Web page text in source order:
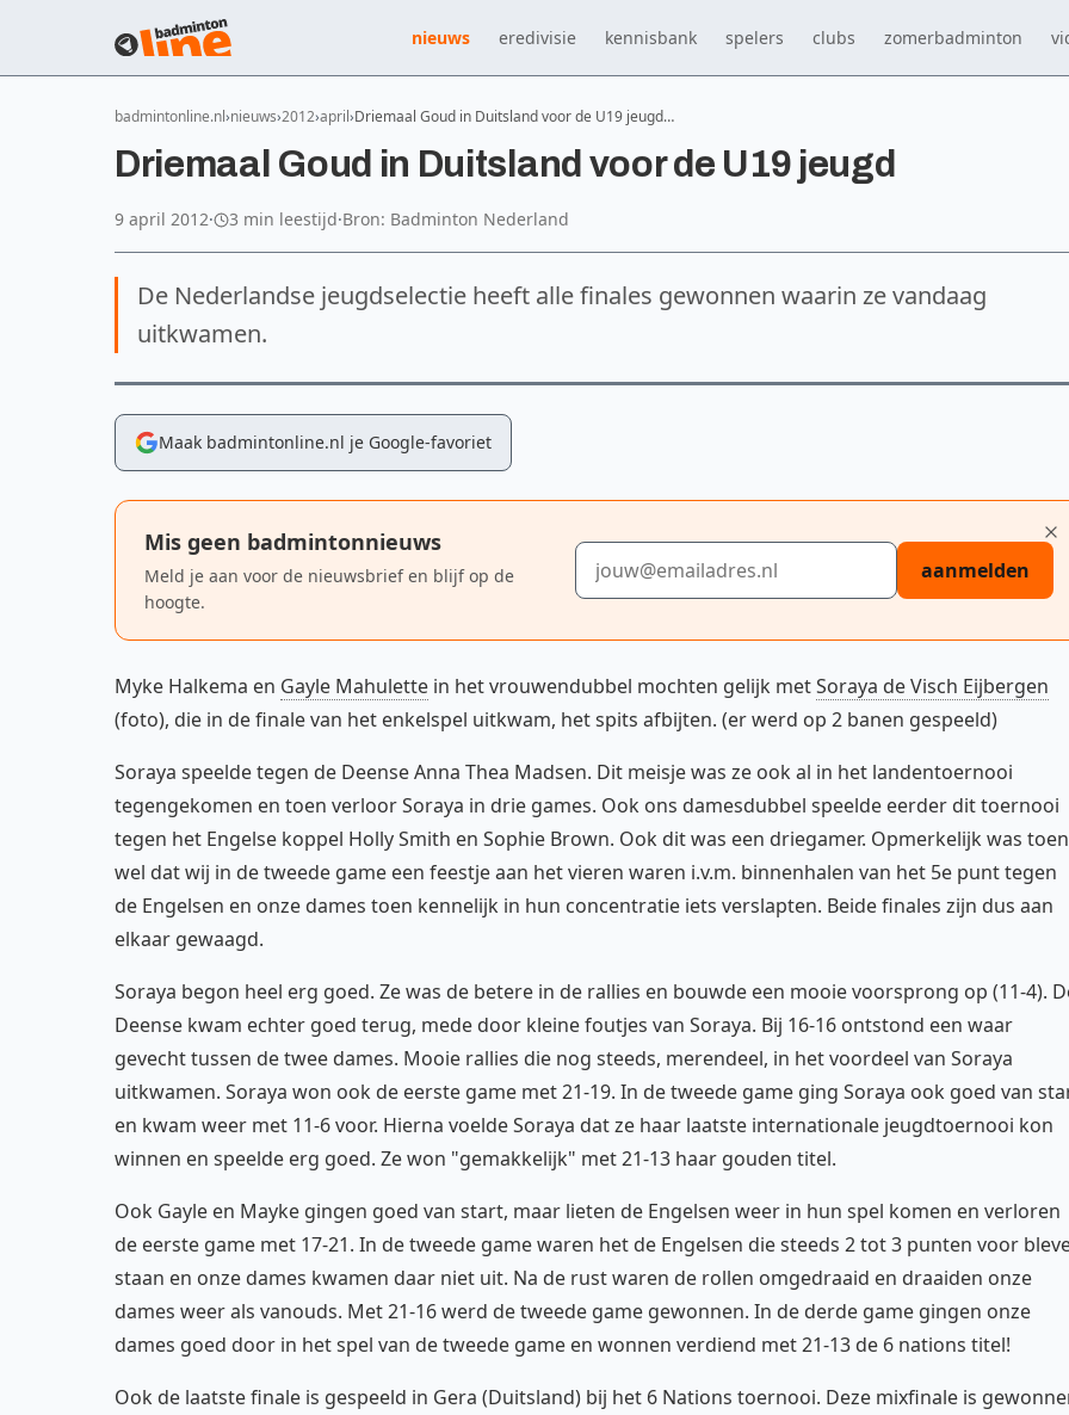
nieuws eredivisie kennisbank spelers clubs zomerbadminton
badmintonline.nl nieuws 2012 april Driemaal Goud in Duitsland voor de U19 jeugd…
Driemaal Goud in Duitsland voor de U19 jeugd
9 april 2012· 3 min leestijd·Bron: Badminton Nederland
De Nederlandse jeugdselectie heeft alle finales gewonnen waarin ze vandaag
uitkwamen.
Maak badmintonline.nl je Google-favoriet
Mis geen badmintonnieuws
Meld je aan voor de nieuwsbrief en blijf op de
hoogte.
E-mailadres
aanmelden
Myke Halkema en Gayle Mahulette in het vrouwendubbel mochten gelijk metSoraya de Visch Eijbergen
(foto), die in de finale van het enkelspel uitkwam, het spits afbijten. (er werd op 2 banen gespeeld)
Soraya speelde tegen de Deense Anna Thea Madsen. Dit meisje was ze ook al in het landentoernooi
tegengekomen en toen verloor Soraya in drie games. Ook ons damesdubbel speelde eerder dit toernooi
tegen het Engelse koppel Holly Smith en Sophie Brown. Ook dit was een driegamer. Opmerkelijk was toen
wel dat wij in de tweede game een feestje aan het vieren waren i.v.m. binnenhalen van het 5e punt tegen
de Engelsen en onze dames toen kennelijk in hun concentratie iets verslapten. Beide finales zijn dus aan
elkaar gewaagd.
Soraya begon heel erg goed. Ze was de betere in de rallies en bouwde een mooie voorsprong op (11-4).
Deense kwam echter goed terug, mede door kleine foutjes van Soraya. Bij 16-16 ontstond een waar
gevecht tussen de twee dames. Mooie rallies die nog steeds, merendeel, in het voordeel van Soraya
uitkwamen. Soraya won ook de eerste game met 21-19. In de tweede game ging Soraya ook goed van
en kwam weer met 11-6 voor. Hierna voelde Soraya dat ze haar laatste internationale jeugdtoernooi kon
winnen en speelde erg goed. Ze won "gemakkelijk" met 21-13 haar gouden titel.
Ook Gayle en Mayke gingen goed van start, maar lieten de Engelsen weer in hun spel komen en verloren
de eerste game met 17-21. In de tweede game waren het de Engelsen die steeds 2 tot 3 punten voor
staan en onze dames kwamen daar niet uit. Na de rust waren de rollen omgedraaid en draaiden onze
dames weer als vanouds. Met 21-16 werd de tweede game gewonnen. In de derde game gingen onze
dames goed door in het spel van de tweede game en wonnen verdiend met 21-13 de 6 nations titel!
Ook de laatste finale is gespeeld in Gera (Duitsland) bij het 6 Nations toernooi. Deze mixfinale is